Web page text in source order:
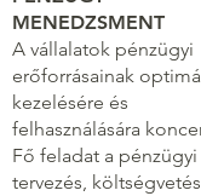
MENEDZSMENT
A vállalatok pénzügyi
erőforrásainak
kezelésére és
felhasználására
Fő feladat a pénzügyi
tervezés, költségvetés